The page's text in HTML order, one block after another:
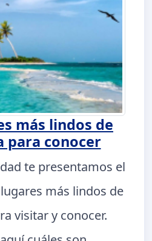
más lindos de
para conocer
te presentamos el
más lindos de
visitar y conocer.